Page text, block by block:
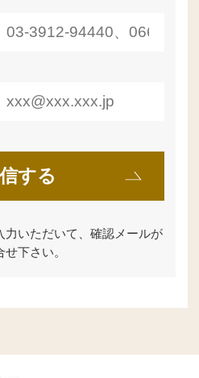
力いただいて、確認メールが
下さい。